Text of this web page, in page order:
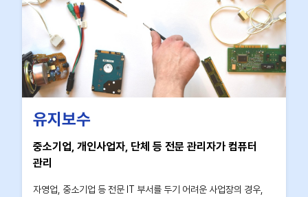
유지보수
중소기업, 개인사업자, 단체 등 전문 관리자가 컴퓨터
관리
자영업, 중소기업 등 전문 IT 부서를 두기 어려운 사업장의 경우,